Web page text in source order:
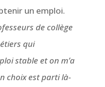
un emploi.
de collège
qui
stable et on m’a
choix est parti là-